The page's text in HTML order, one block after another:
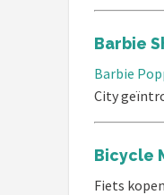
POPULAIRE MERKEN
Kenwood
Barbie
Barbie
City
Bicycle
Fiets